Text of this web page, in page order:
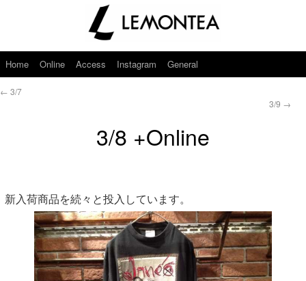
Home Online Access Instagram General
← 3/7
3/9 →
3/8 +Online
新入荷商品を続々と投入しています。